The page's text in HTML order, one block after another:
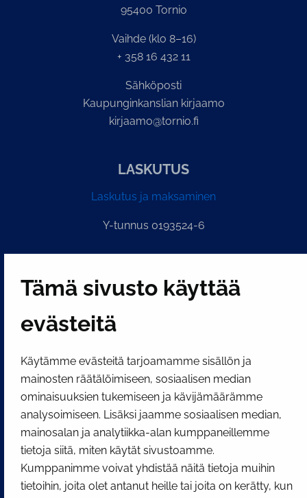
Tämä sivusto käyttää
evästeitä
Käytämme evästeitä tarjoamamme sisällön ja
mainosten räätälöimiseen, sosiaalisen median
ominaisuuksien tukemiseen ja kävijämäärämme
analysoimiseen. Lisäksi jaamme sosiaalisen median,
mainosalan ja analytiikka-alan kumppaneillemme
tietoja siitä, miten käytät sivustoamme.
Kumppanimme voivat yhdistää näitä tietoja muihin
tietoihin, joita olet antanut heille tai joita on kerätty, kun
95400 Tornio
Vaihde (klo 8–16)
+ 358 16 432 11
Sähköposti
Kaupunginkanslian kirjaamo
kirjaamo@tornio.fi
LASKUTUS
Laskutus ja maksaminen
Y-tunnus 0193524-6
Näytä evästeasetukseni
Facebook InstagramYouTube